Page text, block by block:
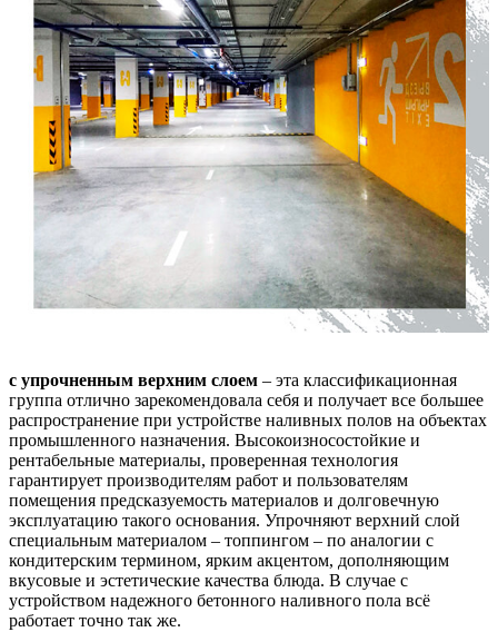
с упрочненным верхним слоем – эта классификационная
группа отлично зарекомендовала себя и получает все большее
распространение при устройстве наливных полов на объектах
промышленного назначения. Высокоизносостойкие и
рентабельные материалы, проверенная технология
гарантирует производителям работ и пользователям
помещения предсказуемость материалов и долговечную
эксплуатацию такого основания. Упрочняют верхний слой
специальным материалом – топпингом – по аналогии с
кондитерским термином, ярким акцентом, дополняющим
вкусовые и эстетические качества блюда. В случае с
устройством надежного бетонного наливного пола всё
работает точно так же.